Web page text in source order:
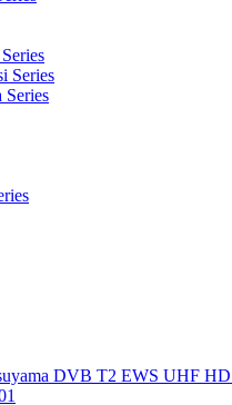
Series
Series
DVB T2 EWS UHF